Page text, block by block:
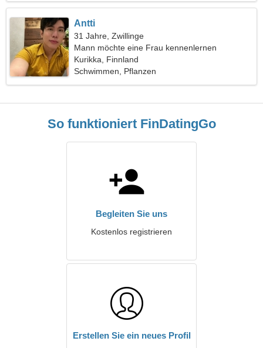
Antti
31 Jahre, Zwillinge
Mann möchte eine Frau kennenlernen
Kurikka, Finnland
Schwimmen, Pflanzen
So funktioniert FinDatingGo
Begleiten Sie uns
Kostenlos registrieren
Erstellen Sie ein neues Profil